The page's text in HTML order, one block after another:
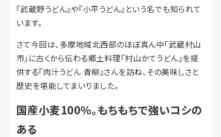
『武蔵野うどん』や『小平うどん』という名でも知られて
います。
さて今回は、多摩地域北西部のほぼ真ん中「武蔵村山
市」に古くから伝わる郷土料理『村山かてうどん』を提
供する『肉汁うどん 青柳』さんを訪ね、その美味しさと
歴史を堪能してまいりました。
国産小麦100％。もちもちで強いコシの
ある